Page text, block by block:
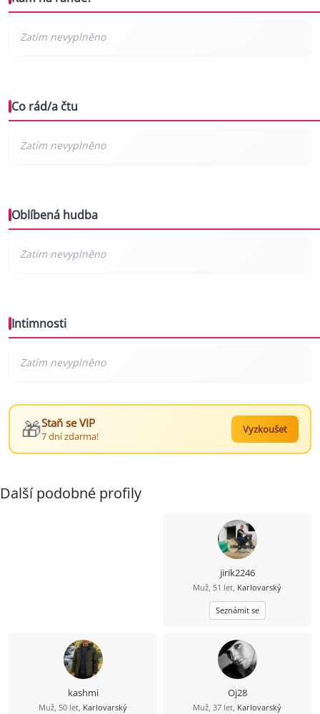
Co rád/a čtu
Oblíbená hudba
Intimnosti
🎁Staň se VIP
7 dní zdarma!
Vyzkoušet
Další podobné profily
jirik2246
Muž, 51 let, Karlovarský
Seznámit se
kashmi
Muž, 50 let, Karlovarský
Oj28
Muž, 37 let, Karlovarský